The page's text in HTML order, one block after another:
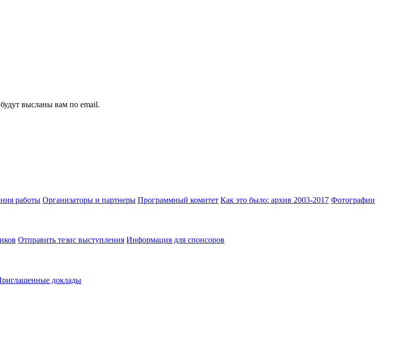
высланы вам по email.
работы Организаторы и партнеры Программный комитет Как это было: архив 2003-2017 Фотографии
Отправить тезис выступления Информация для спонсоров
доклады